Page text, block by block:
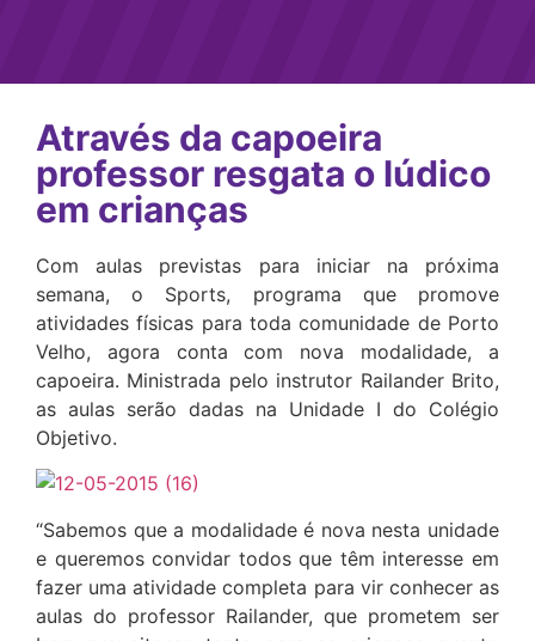
Através da capoeira
professor resgata o lúdico
em crianças
Com aulas previstas para iniciar na próxima
semana, o Sports, programa que promove
atividades físicas para toda comunidade de Porto
Velho, agora conta com nova modalidade, a
capoeira. Ministrada pelo instrutor Railander Brito,
as aulas serão dadas na Unidade I do Colégio
Objetivo.
“Sabemos que a modalidade é nova nesta unidade
e queremos convidar todos que têm interesse em
fazer uma atividade completa para vir conhecer as
aulas do professor Railander, que prometem ser